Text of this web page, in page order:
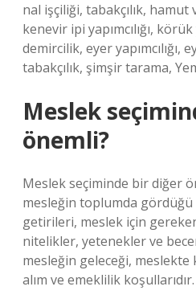
nal işçiliği, tabakçılık, hamut
kenevir ipi yapımcılığı, körük
demircilik, eyer yapımcılığı,
tabakçılık, şimşir tarama,
Meslek
önemli?
Meslek seçiminde bir diğer
mesleğin toplumda gördüğü
getirileri, meslek için
nitelikler, yetenekler ve
mesleğin geleceği, meslekte
alım ve emeklilik koşullarıdır.